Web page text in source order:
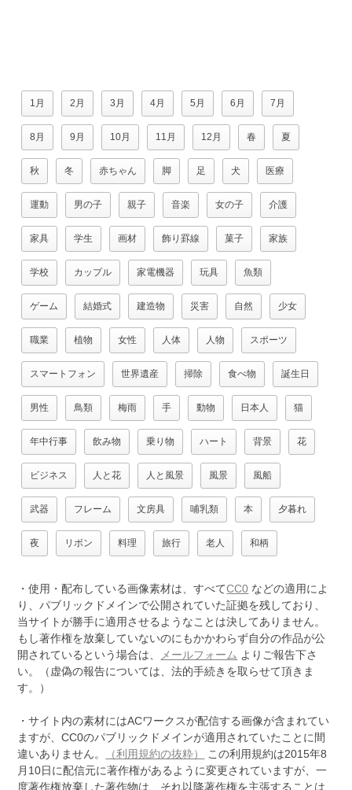
1月 2月 3月 4月 5月 6月 7月
8月 9月 10月 11月 12月 春 夏
秋 冬 赤ちゃん 脚 足 犬 医療
運動 男の子 親子 音楽 女の子 介護
家具 学生 画材 飾り罫線 菓子 家族
学校 カップル 家電機器 玩具 魚類
ゲーム 結婚式 建造物 災害 自然 少女
職業 植物 女性 人体 人物 スポーツ
スマートフォン 世界遺産 掃除 食べ物 誕生日
男性 鳥類 梅雨 手 動物 日本人 猫
年中行事 飲み物 乗り物 ハート 背景 花
ビジネス 人と花 人と風景 風景 風船
武器 フレーム 文房具 哺乳類 本 夕暮れ
夜 リボン 料理 旅行 老人 和柄
・使用・配布している画像素材は、すべてCC0 などの適用によ
り、パブリックドメインで公開されていた証拠を残しており、
当サイトが勝手に適用させるようなことは決してありません。
もし著作権を放棄していないのにもかかわらず自分の作品が公
開されているという場合は、
メールフォーム よりご報告下さ
い。（虚偽の報告については、法的手続きを取らせて頂きま
す。）
・サイト内の素材にはACワークスが配信する画像が含まれてい
ますが、CC0のパブリックドメインが適用されていたことに間
違いありません。
（利用規約の抜粋）
この利用規約は2015年8
月10日に配信元に著作権があるように変更されていますが、一
度著作権放棄した著作物は、それ以降著作権を主張することは